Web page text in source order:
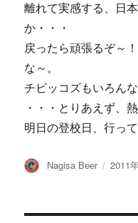
離れて実感する、日
か・・・
戻ったら頑張るぞ～
な～。
チビッコズもいろん
・・・とりあえず、
明日の登校日、行っ
投
Nagisa Beer
投
2011